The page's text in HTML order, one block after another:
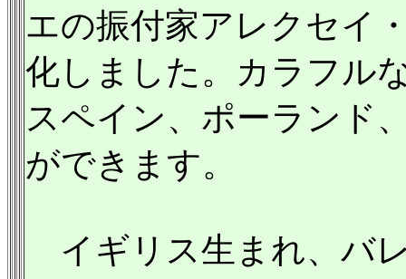
エの振付家アレクセイ
化しました。カラフル
スペイン、ポーランド
ができます。
イギリス生まれ、バ